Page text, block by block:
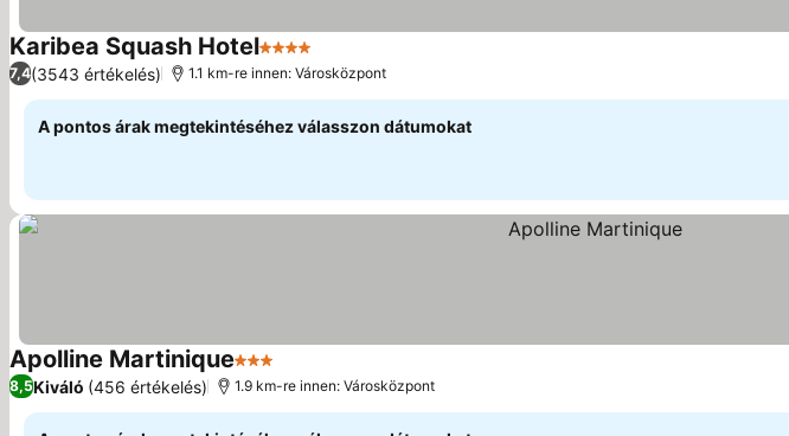
Karibea Squash Hotel4 Kategória
7,4(3543 értékelés) 1.1 km-re innen: Városközpont
A pontos árak megtekintéséhez válasszon dátumokat
Apolline Martinique3 Kategória
8,5Kiváló (456 értékelés) 1.9 km-re innen: Városközpont